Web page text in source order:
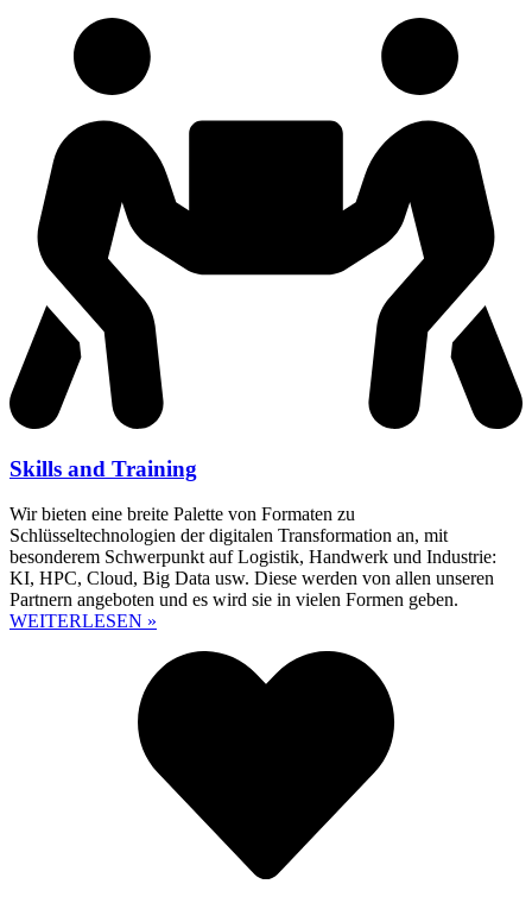
Skills and Training
Wir bieten eine breite Palette von Formaten zu
Schlüsseltechnologien der digitalen Transformation an, mit
besonderem Schwerpunkt auf Logistik, Handwerk und Industrie:
KI, HPC, Cloud, Big Data usw. Diese werden von allen unseren
Partnern angeboten und es wird sie in vielen Formen geben.
WEITERLESEN »